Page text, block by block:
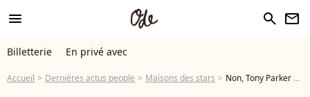
menu search newsletter
Billetterie En privé avec
Accueil Dernières actus people Maisons des stars Non, Tony Parker n’a pas acheté le château français de 1255 m² (avec île privée) qu'il avait visité dans l’émission l'Agence (TMC) !